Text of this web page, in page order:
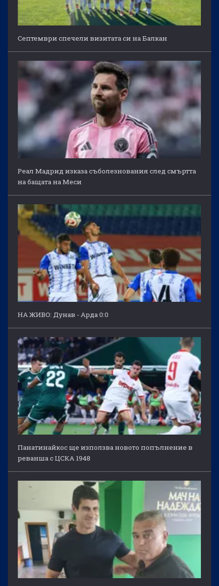
Септември спечели визитата си на Балкан
Реал Мадрид изказа съболезнования след смъртта
на бащата на Меси
НА ЖИВО: Дунав - Арда 0:0
Панатинайкос ще използва новото попълнение в
реванша с ЦСКА 1948